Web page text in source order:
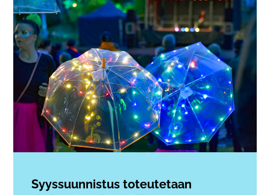
Syyssuunnistus toteutetaan